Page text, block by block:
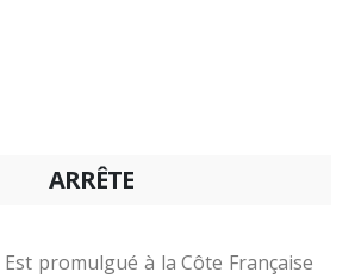
ARRÊTE
promulgué à la Côte Française